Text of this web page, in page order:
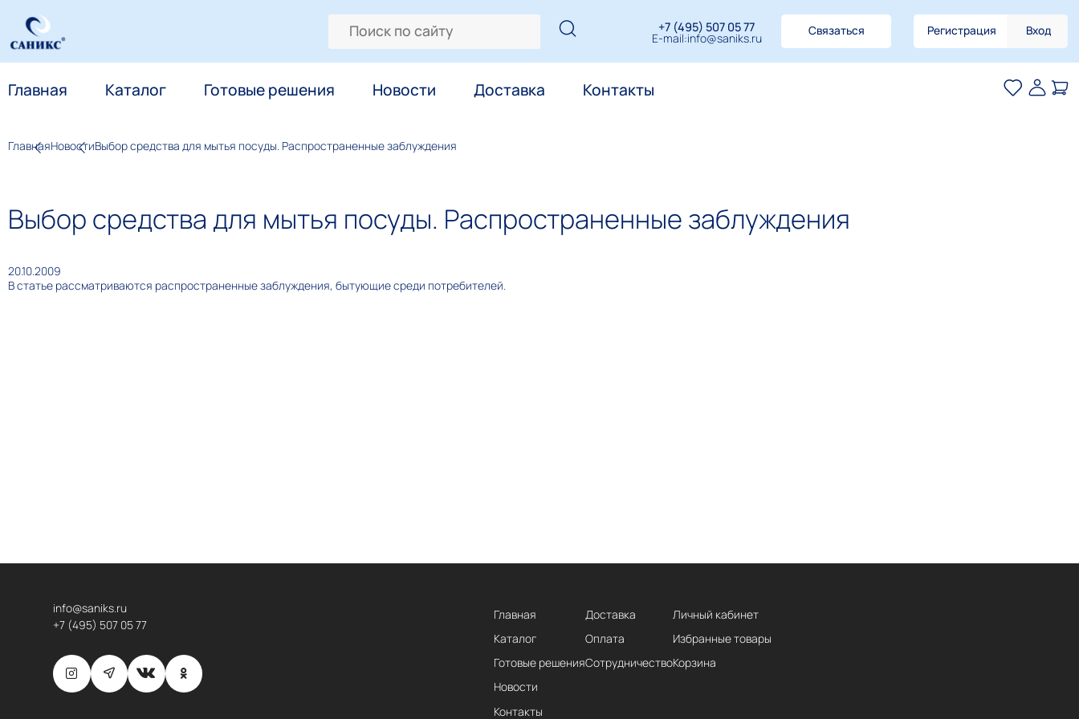
+7 (495) 507 05 77
E-mail:info@saniks.ru Связаться Регистрация Вход
Главная Каталог Готовые решения Новости Доставка Контакты
ГлавнаяНовостиВыбор средства для мытья посуды. Распространенные заблуждения
Выбор средства для мытья посуды. Распространенные заблуждения
20.10.2009
В статье рассматриваются распространенные заблуждения, бытующие среди потребителей.
info@saniks.ru
+7 (495) 507 05 77
Главная
Каталог
Готовые решения
Новости
Контакты
Доставка
Оплата
Сотрудничество
Личный кабинет
Избранные товары
Корзина